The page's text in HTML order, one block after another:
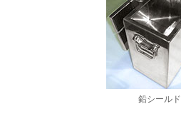
鉛シールド